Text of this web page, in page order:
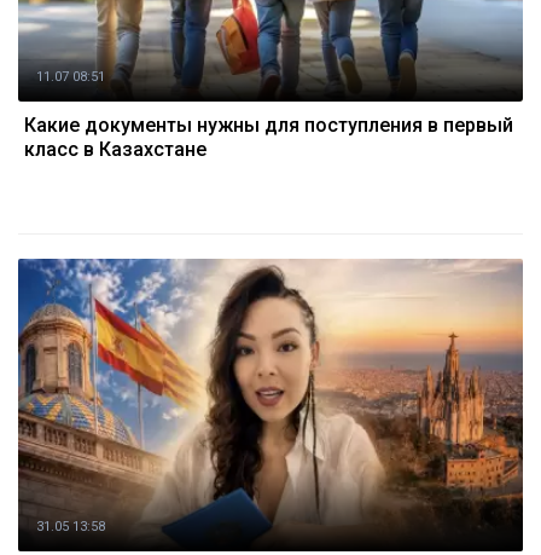
11.07 08:51
Какие документы нужны для поступления в первый
класс в Казахстане
31.05 13:58